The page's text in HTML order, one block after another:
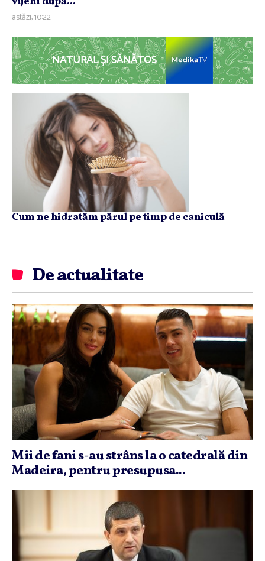
astăzi, 10:22
NATURAL ȘI SĂNĂTOS
Cum ne hidratăm părul pe timp de caniculă
De actualitate
Mii de fani s-au strâns la o catedrală din
Madeira, pentru presupusa...